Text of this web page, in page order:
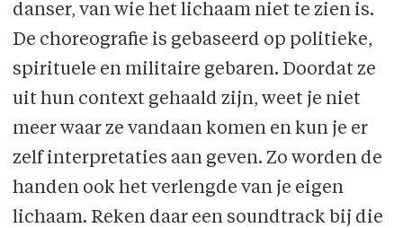
danser, van wie het lichaam niet te zien is.
De choreografie is gebaseerd op politieke,
spirituele en militaire gebaren. Doordat ze
uit hun context gehaald zijn, weet je niet
meer waar ze vandaan komen en kun je er
zelf interpretaties aan geven. Zo worden de
handen ook het verlengde van je eigen
lichaam. Reken daar een soundtrack bij die